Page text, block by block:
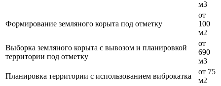
м3
Формирование земляного корыта под отметку
от
100
м2
Выборка земляного корыта с вывозом и планировкой
территории под отметку
от
690
м3
Планировка территории с использованием виброкатка
от 75
м2